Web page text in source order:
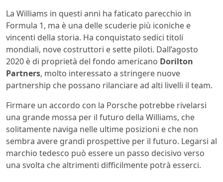
La Williams in questi anni ha faticato parecchio in
Formula 1, ma è una delle scuderie più iconiche e
vincenti della storia. Ha conquistato sedici titoli
mondiali, nove costruttori e sette piloti. Dall’agosto
2020 è di proprietà del fondo americano Dorilton
Partners, molto interessato a stringere nuove
partnership che possano rilanciare ad alti livelli il team.
Firmare un accordo con la Porsche potrebbe rivelarsi
una grande mossa per il futuro della Williams, che
solitamente naviga nelle ultime posizioni e che non
sembra avere grandi prospettive per il futuro. Legarsi al
marchio tedesco può essere un passo decisivo verso
una svolta che altrimenti difficilmente potrà esserci.